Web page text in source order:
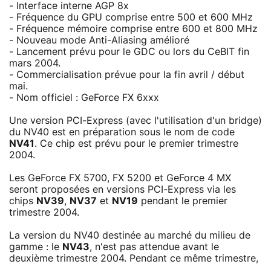
- Interface interne AGP 8x
- Fréquence du GPU comprise entre 500 et 600 MHz
- Fréquence mémoire comprise entre 600 et 800 MHz
- Nouveau mode Anti-Aliasing amélioré
- Lancement prévu pour le GDC ou lors du CeBIT fin
mars 2004.
- Commercialisation prévue pour la fin avril / début
mai.
- Nom officiel : GeForce FX 6xxx
Une version PCI-Express (avec l'utilisation d'un bridge)
du NV40 est en préparation sous le nom de code
NV41 . Ce chip est prévu pour le premier trimestre
2004.
Les GeForce FX 5700, FX 5200 et GeForce 4 MX
seront proposées en versions PCI-Express via les
chips NV39, NV37 et NV19 pendant le premier
trimestre 2004.
La version du NV40 destinée au marché du milieu de
gamme : le NV43, n'est pas attendue avant le
deuxième trimestre 2004. Pendant ce même trimestre,